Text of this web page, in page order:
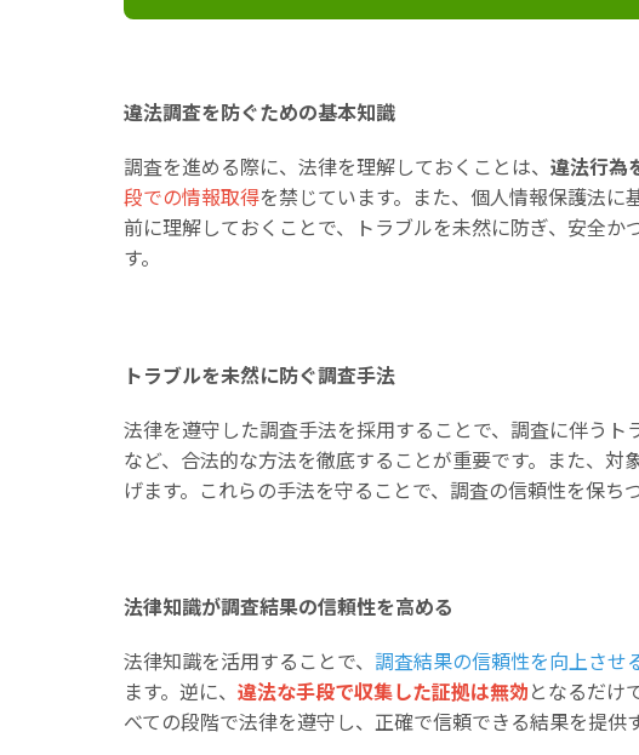
違法調査を防ぐための基本知識
調査を進める際に、法律を理解しておくことは、 違法行為
段での情報取得を禁じています。また、個人情報保護法に
前に理解しておくことで、トラブルを未然に防ぎ、安全
す。
トラブルを未然に防ぐ調査手法
法律を遵守した調査手法を採用することで、調査に伴うト
など、合法的な方法を徹底することが重要です。また、対
げます。これらの手法を守ることで、調査の信頼性を保ち
法律知識が調査結果の信頼性を高める
法律知識を活用することで、 調査結果の信頼性を向上させ
ます。逆に、 違法な手段で収集した証拠は無効となるだけ
べての段階で法律を遵守し、正確で信頼できる結果を提供